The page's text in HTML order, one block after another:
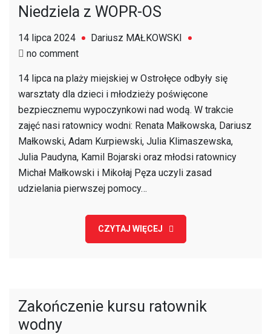
Niedziela z WOPR-OS
14 lipca 2024
Dariusz MAŁKOWSKI
no commenton
z
WOPR-
OS
14 lipca na plaży miejskiej w Ostrołęce odbyły się
warsztaty dla dzieci i młodzieży poświęcone
bezpiecznemu wypoczynkowi nad wodą. W trakcie
zajęć nasi ratownicy wodni: Renata Małkowska, Dariusz
Małkowski, Adam Kurpiewski, Julia Klimaszewska,
Julia Paudyna, Kamil Bojarski oraz młodsi ratownicy
Michał Małkowski i Mikołaj Pęza uczyli zasad
udzielania pierwszej pomocy…
CZYTAJ WIĘCEJ
Zakończenie kursu ratownik
wodny